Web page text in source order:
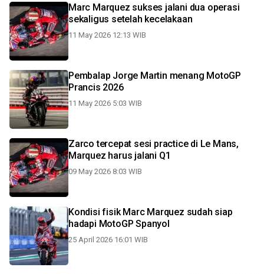
Marc Marquez sukses jalani dua operasi
sekaligus setelah kecelakaan
11 May 2026 12:13 WIB
Pembalap Jorge Martin menang MotoGP
Prancis 2026
11 May 2026 5:03 WIB
Zarco tercepat sesi practice di Le Mans,
Marquez harus jalani Q1
09 May 2026 8:03 WIB
Kondisi fisik Marc Marquez sudah siap
hadapi MotoGP Spanyol
25 April 2026 16:01 WIB